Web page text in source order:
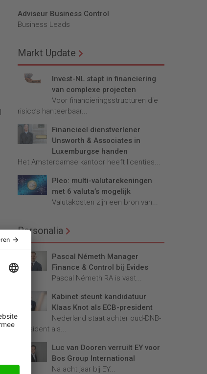
Adviseur Business Control
Business Leads
Markt Update
Invest-NL stapt in financiering
van complexe projecten
Voor financieringsstructuren die
risico’s hanteerbaar...
Financieel dienstverlener
Unsworth & Associates in
Luxemburgse handen
Het Amsterdamse kantoor heeft licenties...
Pleo: multi-valutarekeningen
met 6 valuta’s mogelijk
Valutakosten zijn een bron van...
Personalia
Pascal Németh Manager
Finance & Control bij Evides
Pascal Németh RA is vast...
Kabinet steunt kandidatuur
Klaas Knot als ECB-president
Nederland staat achter oud-DNB-
president als...
Luc van Dooren verruilt EY voor
Bos Group International
Na acht jaar bij EY...